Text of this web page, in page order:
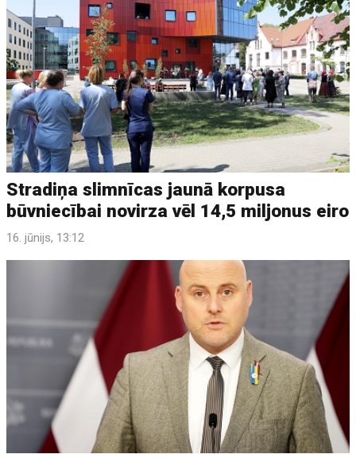
Stradiņa slimnīcas jaunā korpusa
būvniecībai novirza vēl 14,5 miljonus eiro
16. jūnijs, 13:12